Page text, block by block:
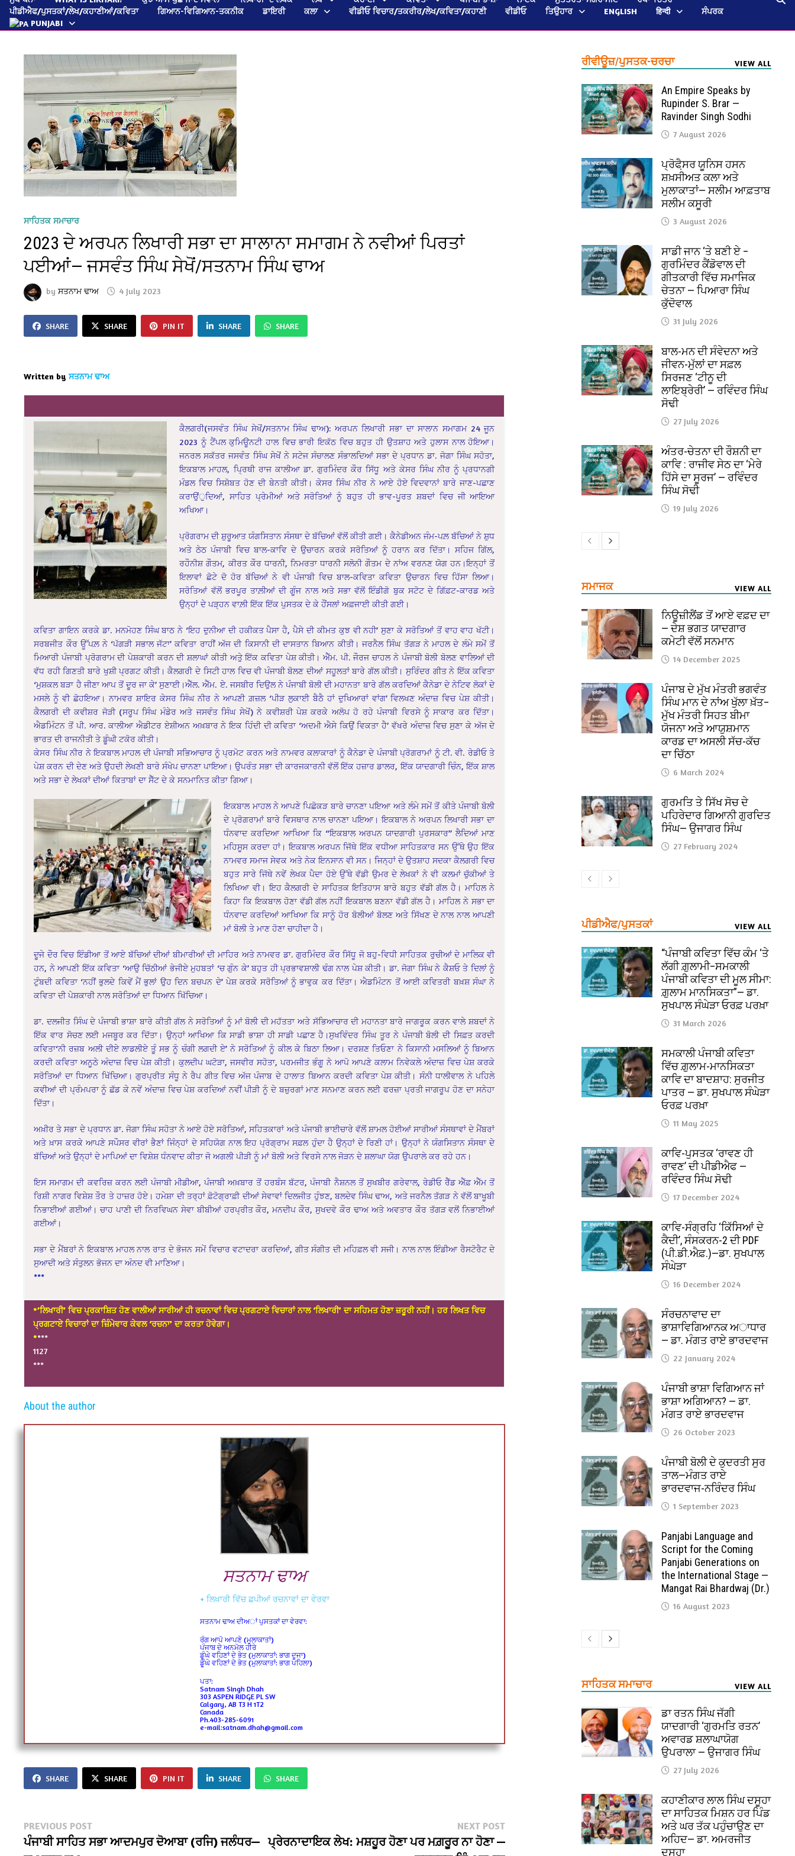
ਪੀਡੀਐਫ/ਪੁਸਤਕਾਂ/ਲੇਖ/ਕਹਾਣੀਆਂ/ਕਵਿਤਾ
ਗਿਆਨ-ਵਿਗਿਆਨ-ਤਕਨੀਕ ਡਾਇਰੀ ਕਲਾ ਵੀਡੀਓ ਵਿਚਾਰ/ਤਕਰੀਰ/ਲੇਖ/ਕਵਿਤਾ/ਕਹਾਣੀ ਵੀਡੀਓ ਤਿਉਹਾਰ ENGLISH हिन्दी
ਸੰਪਰਕ
PUNJABI
ਸਾਹਿਤਕ ਸਮਾਚਾਰ
2023 ਦੇ ਅਰਪਨ ਲਿਖਾਰੀ ਸਭਾ ਦਾ ਸਾਲਾਨਾ ਸਮਾਗਮ ਨੇ ਨਵੀਆਂ ਪਿਰਤਾਂ
ਪਈਆਂ— ਜਸਵੰਤ ਸਿੰਘ ਸੇਖੋਂ/ਸਤਨਾਮ ਸਿੰਘ ਢਾਅ
byਸਤਨਾਮ ਢਾਅ 4 July 2023
SHARE SHARE PIN IT SHARE SHARE
Written by ਸਤਨਾਮ ਢਾਅ
ਕੈਲਗਰੀ(ਜਸਵੰਤ ਸਿੰਘ ਸੇਖੋਂ/ਸਤਨਾਮ ਸਿੰਘ ਢਾਅ): ਅਰਪਨ ਲਿਖਾਰੀ ਸਭਾ ਦਾ ਸਾਲਾਨ ਸਮਾਗਮ 24 ਜੂਨ
2023 ਨੂੰ ਟੈਂਪਲ ਕੁਮਿਊਨਟੀ ਹਾਲ ਵਿਚ ਭਾਰੀ ਇਕੱਠ ਵਿਚ ਬਹੁਤ ਹੀ ਉਤਸ਼ਾਹ ਅਤੇ ਹੁਲਾਸ ਨਾਲ ਹੋਇਆ।
ਜਨਰਲ ਸਕੱਤਰ ਜਸਵੰਤ ਸਿੰਘ ਸੇਖੋਂ ਨੇ ਸਟੇਜ ਸੰਚਾਲਣ ਸੰਭਾਲਦਿਆਂ ਸਭਾ ਦੇ ਪ੍ਰਧਾਨ ਡਾ. ਜੋਗਾ ਸਿੰਘ ਸਹੋਤਾ,
ਇਕਬਾਲ ਮਾਹਲ, ਪ੍ਰਿਥੀ ਰਾਜ ਕਾਲੀਆ ਡਾ. ਗੁਰਮਿੰਦਰ ਕੌਰ ਸਿੱਧੂ ਅਤੇ ਕੇਸਰ ਸਿੰਘ ਨੀਰ ਨੂੰ ਪ੍ਰਧਾਨਗੀ
ਮੰਡਲ ਵਿਚ ਸਿਸ਼ੋਬਤ ਹੋਣ ਦੀ ਬੇਨਤੀ ਕੀਤੀ। ਕੇਸਰ ਸਿੰਘ ਨੀਰ ਨੇ ਆਏ ਹੋਏ ਵਿਦਵਾਨਾਂ ਬਾਰੇ ਜਾਣ-ਪਛਾਣ
ਕਰਾਉਂੁਦਿਆਂ, ਸਾਹਿਤ ਪ੍ਰੇਮੀਆਂ ਅਤੇ ਸਰੋਤਿਆਂ ਨੂੰ ਬਹੁਤ ਹੀ ਭਾਵ-ਪੂਰਤ ਸ਼ਬਦਾਂ ਵਿਚ ਜੀ ਆਇਆ
ਅਖਿਆ।
ਪ੍ਰੋਗਰਾਮ ਦੀ ਸ਼ੁਰੂਆਤ ਯੰਗਸਿਤਾਨ ਸੰਸਥਾ ਦੇ ਬੱਚਿਆਂ ਵੱਲੋਂ ਕੀਤੀ ਗਈ। ਕੈਨੇਡੀਅਨ ਜੰਮ-ਪਲ਼ ਬੱਚਿਆਂ ਨੇ ਸ਼ੁਧ
ਅਤੇ ਠੇਠ ਪੰਜਾਬੀ ਵਿਚ ਬਾਲ-ਕਾਵਿ ਦੇ ਉਚਾਰਨ ਕਰਕੇ ਸਰੋਤਿਆਂ ਨੂੰ ਹਰਾਨ ਕਰ ਦਿੱਤਾ। ਸਹਿਜ ਗਿੱਲ,
ਰਹੌਨੀਸ਼ ਗੌਤਮ, ਕੀਰਤ ਕੌਰ ਧਾਰਨੀ, ਨਿਮਰਤਾ ਧਾਰਨੀ ਸਲੋਨੀ ਗੌਤਮ ਦੇ ਨਾਂਅ ਵਰਨਣ ਯੋਗ ਹਨ।ਇਨ੍ਹਾਂ ਤੋਂ
ਇਲਾਵਾਂ ਛੋਟੇ ਦੋ ਹੋਰ ਬੱਚਿਆਂ ਨੇ ਵੀ ਪੰਜਾਬੀ ਵਿਚ ਬਾਲ-ਕਵਿਤਾ ਕਵਿਤਾ ਉਚਾਰਨ ਵਿਚ ਹਿੱਸਾ ਲਿਆ।
ਸਰੋਤਿਆਂ ਵੱਲੋਂ ਭਰਪੂਰ ਤਾਲ਼ੀਆਂ ਦੀ ਗੂੰਜ ਨਾਲ ਅਤੇ ਸਭਾ ਵੱਲੋਂ ਇੰਡੀਗੋ ਬੁਕ ਸਟੋਟ ਦੇ ਗਿੱਫ਼ਟ-ਕਾਰਡ ਅਤੇ
ਉਨ੍ਹਾਂ ਦੇ ਪੜ੍ਹਨ ਵਾਲ਼ੀ ਇੱਕ ਇੱਕ ਪੁਸਤਕ ਦੇ ਕੇ ਹੌਂਸਲਾਂ ਅਫ਼ਜਾਈ ਕੀਤੀ ਗਈ।
ਕਵਿਤਾ ਗਾਇਨ ਕਰਕੇ ਡਾ. ਮਨਮੋਹਣ ਸਿੰਘ ਬਾਠ ਨੇ ‘ਇਹ ਦੁਨੀਆ ਦੀ ਹਕੀਕਤ ਪੈਸਾ ਹੈ, ਪੈਸੇ ਦੀ ਕੀਮਤ ਕੁਝ ਵੀ ਨਹੀ’ ਸੁਣਾ ਕੇ ਸਰੋਤਿਆਂ ਤੋਂ ਵਾਹ ਵਾਹ ਖੱਟੀ।
ਸਰਬਜੀਤ ਕੌਰ ਊੱਪਲ਼ ਨੇ ‘ਪੱਗੜੀ ਸਭਾਲ ਜੱਟਾ’ ਕਵਿਤਾ ਰਾਹੀਂ ਅੱਜ ਦੀ ਕਿਸਾਨੀ ਦੀ ਦਾਸਤਾਨ ਬਿਆਨ ਕੀਤੀ। ਜਰਨੈਲ ਸਿੰਘ ਤੱਗੜ ਨੇ ਮਾਹਲ ਦੇ ਲੰਮੇ ਸਮੇਂ ਤੋਂ
ਮਿਆਰੀ ਪੰਜਾਬੀ ਪ੍ਰੋਗਰਾਮ ਦੀ ਪੇਸ਼ਕਾਰੀ ਕਰਨ ਦੀ ਸ਼ਲਾਘਾਂ ਕੀਤੀ ਅਤੇੁ ਇੱਕ ਕਵਿਤਾ ਪੇਸ਼ ਕੀਤੀ। ਐੱਮ. ਪੀ. ਜੌਰਜ ਚਾਹਲ ਨੇ ਪੰਜਾਬੀ ਬੋਲੀ ਬੋਲਣ ਵਾਲਿਆਂ ਦੀ
ਵੱਧ ਰਹੀ ਗਿਣਤੀ ਬਾਰੇ ਖੁਸ਼ੀ ਪ੍ਰਗਟ ਕੀਤੀ। ਕੈਲਗਰੀ ਦੇ ਸਿਟੀ ਹਾਲ ਵਿਚ ਵੀ ਪੰਜਾਬੀ ਬੋਲਣ ਦੀਆਂ ਸਹੂਲਤਾਂ ਬਾਰੇ ਗੱਲ ਕੀਤੀ। ਸੁਰਿੰਦਰ ਗੀਤ ਨੇ ਇੱਕ ਕਵਿਤਾ
‘ਮੁਸ਼ਕਲ ਬੜਾ ਹੈ ਜੀਣਾ ਆਪ ਤੋਂ ਦੂਰ ਜਾ ਕੇ’ ਸੁਣਾਈ।ਐੱਲ. ਐੱਮ. ਏ. ਜਸਬੀਰ ਦਿਉਲ ਨੇ ਪੰਜਾਬੀ ਬੋਲੀ ਦੀ ਮਹਾਨਤਾ ਬਾਰੇ ਗੱਲ ਕਰਦਿਆਂ ਕੈਨੇਡਾ ਦੇ ਨੇਟਿਵ ਲੋਕਾਂ ਦੇ
ਮਸਲੇ ਨੂੰ ਵੀ ਛੋਹਇਆ। ਨਾਮਵਰ ਸ਼ਾਇਰ ਕੇਸਰ ਸਿੰਘ ਨੀਰ ਨੇ ਆਪਣੀ ਗ਼ਜ਼ਲ ‘ਪੀੜ ਲੁਕਾਈ ਬੈਠੈ ਹਾਂ ਦੁਖਿਆਰਾਂ ਵਾਂਗ’ ਵਿਲਖਣ ਅੰਦਾਜ਼ ਵਿਚ ਪੇਸ਼ ਕੀਤੀ।
ਕੈਲਗਰੀ ਦੀ ਕਵੀਸ਼ਰ ਜੋੜੀ (ਸਰੂਪ ਸਿੰਘ ਮੰਡੇਰ ਅਤੇ ਜਸਵੰਤ ਸਿੰਘ ਸੇਖੋਂ) ਨੇ ਕਵੀਸ਼ਰੀ ਪੇਸ਼ ਕਰਕੇ ਅਲੋਪ ਹੋ ਰਹੇ ਪੰਜਾਬੀ ਵਿਰਸੇ ਨੂੰ ਸਾਕਾਰ ਕਰ ਦਿੱਤਾ।
ਐਡਮਿੰਟਨ ਤੋਂ ਪੀ. ਆਰ. ਕਾਲੀਆ ਐਡੀਟਰ ਏਸ਼ੀਅਨ ਅਖ਼ਬਾਰ ਨੇ ਇਕ ਹਿੰਦੀ ਦੀ ਕਵਿਤਾ ‘ਅਦਮੀ ਐਸੇ ਕਿਉਂ ਵਿਕਤਾ ਹੈ’ ਵੱਖਰੇ ਅੰਦਾਜ਼ ਵਿਚ ਸੁਣਾ ਕੇ ਅੱਜ ਦੇ
ਭਾਰਤ ਦੀ ਰਾਜਨੀਤੀ ਤੇ ਡੂੰਘੀ ਟਕੋਰ ਕੀਤੀ।
ਕੇਸਰ ਸਿੰਘ ਨੀਰ ਨੇ ਇਕਬਾਲ ਮਾਹਲ ਦੀ ਪੰਜਾਬੀ ਸਭਿਆਚਾਰ ਨੂੰ ਪ੍ਰਮੋਟ ਕਰਨ ਅਤੇ ਨਾਮਵਰ ਕਲਾਕਾਰਾਂ ਨੂੰ ਕੈਨੇਡਾ ਦੇ ਪੰਜਾਬੀ ਪ੍ਰੋਗਰਾਮਾਂ ਨੂੰ ਟੀ. ਵੀ. ਰੇਡੀਓ ਤੇ
ਪੇਸ਼ ਕਰਨ ਦੀ ਦੇਣ ਅਤੇ ਉਹਦੀ ਲੇਖਣੀ ਬਾਰੇ ਸੰਖੇਪ ਚਾਨਣਾ ਪਾਇਆ। ਉਪਰੰਤ ਸਭਾ ਦੀ ਕਾਰਜਕਾਰਨੀ ਵੱਲੋਂ ਇੱਕ ਹਜ਼ਾਰ ਡਾਲਰ, ਇੱਕ ਯਾਦਗਾਰੀ ਚਿੰਨ, ਇੱਕ ਸ਼ਾਲ
ਅਤੇ ਸਭਾ ਦੇ ਲੇਖਕਾਂ ਦੀਆਂ ਕਿਤਾਬਾਂ ਦਾ ਸੈੱਟ ਦੇ ਕੇ ਸਨਮਾਨਿਤ ਕੀਤਾ ਗਿਆ।
ਇਕਬਾਲ ਮਾਹਲ ਨੇ ਆਪਣੇ ਪਿਛੋਕੜ ਬਾਰੇ ਚਾਨਣਾ ਪਇਆ ਅਤੇ ਲੰਮੇ ਸਮੇਂ ਤੋਂ ਕੀਤੇ ਪੰਜਾਬੀ ਬੋਲੀ
ਦੇ ਪ੍ਰੋਗਰਾਮਾਂ ਬਾਰੇ ਵਿਸਥਾਰ ਨਾਲ ਚਾਨਣਾ ਪਇਆ। ਇਕਬਾਲ ਨੇ ਅਰਪਨ ਲਿਖਾਰੀ ਸਭਾ ਦਾ
ਧੰਨਵਾਦ ਕਰਦਿਆ ਆਖਿਆ ਕਿ “ਇਕਬਾਲ ਅਰਪਨ ਯਾਦਗਾਰੀ ਪੁਰਸਕਾਰ” ਲੈਦਿਆਂ ਮਾਣ
ਮਹਿਸੂਸ ਕਰਦਾ ਹਾਂ। ਇਕਬਾਲ ਅਰਪਨ ਜਿੱਥੇ ਇੱਕ ਵਧੀਆ ਸਾਹਿਤਕਾਰ ਸਨ ਉੱਥੇ ਉਹ ਇੱਕ
ਨਾਮਵਰ ਸਮਾਜ ਸੇਵਕ ਅਤੇ ਨੇਕ ਇਨਸਾਨ ਵੀ ਸਨ। ਜਿਨ੍ਹਾਂ ਦੇ ਉਤਸ਼ਾਹ ਸਦਕਾ ਕੈਲਗਰੀ ਵਿਚ
ਬਹੁਤ ਸਾਰੇ ਜਿੱਥੇ ਨਵੇਂ ਲੇਖਕ ਪੈਦਾ ਹੋਏ ਉੱਥੇ ਵੱਡੀ ਉਮਰ ਦੇ ਲੇਖਕਾਂ ਨੇ ਵੀ ਕਲਮਾਂ ਚੁੱਕੀਆਂ ਤੇ
ਲਿਖਿਆ ਵੀ। ਇਹ ਕੈਲਗਰੀ ਦੇ ਸਾਹਿਤਕ ਇਤਿਹਾਸ ਬਾਰੇ ਬਹੁਤ ਵੱਡੀ ਗੱਲ ਹੈ। ਮਾਹਿਲ ਨੇ
ਕਿਹਾ ਕਿ ਇਕਬਾਲ ਹੋਣਾ ਵੱਡੀ ਗੱਲ ਨਹੀਂ ਇਕਬਾਲ ਬਣਨਾ ਵੱਡੀ ਗੱਲ ਹੈ। ਮਾਹਿਲ ਨੇ ਸਭਾ ਦਾ
ਧੰਨਵਾਦ ਕਰਦਿਆਂ ਆਖਿਆ ਕਿ ਸਾਨੂੰ ਹੋਰ ਬੋਲੀਆਂ ਬੋਲਣ ਅਤੇ ਸਿੱਖਣ ਦੇ ਨਾਲ ਨਾਲ ਆਪਣੀ
ਮਾਂ ਬੋਲੀ ਤੇ ਮਾਣ ਹੋਣਾ ਚਾਹੀਦਾ ਹੈ।
ਦੂਜੇ ਦੌਰ ਵਿਚ ਇੰਡੀਆ ਤੋਂ ਆਏ ਬੱਚਿਆਂ ਦੀਆਂ ਬੀਮਾਰੀਆਂ ਦੀ ਮਾਹਿਰ ਅਤੇ ਨਾਮਵਰ ਡਾ. ਗੁਰਮਿੰਦਰ ਕੌਰ ਸਿੱਧੂ ਜੋ ਬਹੁ-ਵਿਧੀ ਸਾਹਿਤਕ ਰੁਚੀਆਂ ਦੇ ਮਾਲਿਕ ਵੀ
ਹਨ, ਨੇ ਆਪਣੀ ਇੱਕ ਕਵਿਤਾ ‘ਆਉ ਚਿੱਠੀਆਂ ਭੇਜੀਏ ਮੁਹਬਤਾਂ ‘ਚ ਗੁੰਨ ਕੇ’ ਬਹੁਤ ਹੀ ਪ੍ਰਭਾਵਸ਼ਾਲੀ ਢੰਗ ਨਾਲ ਪੇਸ਼ ਕੀਤੀ। ਡਾ. ਜੋਗਾ ਸਿੰਘ ਨੇ ਕੈਸ਼ਓ ਤੇ ਦਿਲਾਂ ਨੂੰ
ਟੁੰਬਦੀ ਕਵਿਤਾ ‘ਨਹੀਂ ਭੁਲਦੇ ਕਿਵੇਂ ਮੈਂ ਭੁਲਾਂ ਉਹ ਦਿਨ ਬਚਪਨ ਦੇ’ ਪੇਸ਼ ਕਰਕੇ ਸਰੋਤਿਆਂ ਨੂੰ ਭਾਵੁਕ ਕਰ ਦਿੱਤਾ। ਐਡਮਿੰਟਨ ਤੋਂ ਆਈ ਕਵਿਤਰੀ ਬਖ਼ਸ਼ ਸੰਘਾ ਨੇ
ਕਵਿਤਾ ਦੀ ਪੇਸ਼ਕਾਰੀ ਨਾਲ ਸਰੋਤਿਆਂ ਦਾ ਧਿਆਨ ਖਿੱਚਿਆ।
ਡਾ. ਦਲਜੀਤ ਸਿੰਘ ਦੇ ਪੰਜਾਬੀ ਭਾਸ਼ਾ ਬਾਰੇ ਕੀਤੀ ਗੱਲ ਨੇ ਸਰੋਤਿਆਂ ਨੂੰ ਮਾਂ ਬੋਲੀ ਦੀ ਮਹੱਤਤਾ ਅਤੇ ਸੱਭਿਆਚਾਰ ਦੀ ਮਹਾਨਤਾ ਬਾਰੇ ਜਾਗਰੂਕ ਕਰਨ ਵਾਲੇ ਸ਼ਬਦਾਂ ਨੇ
ਇੱਕ ਵਾਰ ਸੋਚਣ ਲਈ ਮਜਬੂਰ ਕਰ ਦਿੱਤਾ। ਉਨ੍ਹਾਂ ਆਖਿਆ ਕਿ ਸਾਡੀ ਭਾਸ਼ਾ ਹੀ ਸਾਡੀ ਪਛਾਣ ਹੈ।ਸੁਖਵਿੰਦਰ ਸਿੰਘ ਤੂਰ ਨੇ ਪੰਜਾਬੀ ਬੋਲੀ ਦੀ ਸਿਫ਼ਤ ਕਰਦੀ
ਕਵਿਤਾ‘ਨੀ ਰਜ਼ਬ ਅਲੀ ਦੀਏ ਲਾਡਲੀਏ ਤੂੰ ਸਭ ਨੂੰ ਚੰਗੀ ਲਗਦੀ ਏ’ ਨੇ ਸਰੋਤਿਆਂ ਨੂੰ ਕੀਲ ਕੇ ਬਿਠਾ ਲਿਆ। ਦਰਸ਼ਣ ਤਿਓਣਾ ਨੇ ਕਿਸਾਨੀ ਮਸਲਿਆਂ ਨੂੰ ਬਿਆਨ
ਕਰਦੀ ਕਵਿਤਾ ਅਨੂਠੇ ਅੰਦਾਜ਼ ਵਿਚ ਪੇਸ਼ ਕੀਤੀ। ਕੁਲਦੀਪ ਘਟੋੜਾ, ਜਸਵੀਰ ਸਹੋਤਾ, ਪਰਮਜੀਤ ਭੰਗੂ ਨੇ ਆਪੋ ਆਪਣੇ ਕਲਾਮ ਨਿਵੇਕਲੇ ਅੰਦਾਜ਼ ਵਿਚ ਪੇਸ਼ ਕਰਕੇ
ਸਰੋਤਿਆਂ ਦਾ ਧਿਆਨ ਖਿੱਚਿਆ। ਗੁਰਪ੍ਰੀਤ ਸੰਧੂ ਨੇ ਰੈਪ ਗੀਤ ਵਿਚ ਅੱਜ ਪੰਜਾਬ ਦੇ ਹਾਲਾਤ ਬਿਆਨ ਕਰਦੀ ਕਵਿਤਾ ਪੇਸ਼ ਕੀਤੀ। ਸੰਨੀ ਧਾਲੀਵਾਲ ਨੇ ਪਹਿਲੇ
ਕਵੀਆਂ ਦੀ ਪ੍ਰੰਮਪਰਾ ਨੂੰ ਛੱਡ ਕੇ ਨਵੇਂ ਅੰਦਾਜ਼ ਵਿਚ ਪੇਸ਼ ਕਰਦਿਆਂ ਨਵੀਂ ਪੀੜੀ ਨੂੰ ਦੇ ਬਜ਼ੁਰਗਾਂ ਮਾਣ ਸਨਮਾਣ ਕਰਨ ਲਈ ਫਰਜ਼ਾ ਪ੍ਰਤੀ ਜਾਗਰੂਪ ਹੋਣ ਦਾ ਸਨੇਹਾ
ਦਿੱਤਾ।
ਅਖ਼ੀਰ ਤੇ ਸਭਾ ਦੇ ਪ੍ਰਧਾਨ ਡਾ. ਜੋਗਾ ਸਿੰਘ ਸਹੋਤਾ ਨੇ ਆਏ ਹੋਏ ਸਰੋਤਿਆਂ, ਸਹਿਤਕਾਰਾਂ ਅਤੇ ਪੰਜਾਬੀ ਭਾਈਚਾਰੇ ਵੱਲੋਂ ਸ਼ਾਮਲ ਹੋਈਆਂ ਸਾਰੀਆਂ ਸੰਸਥਾਵਾਂ ਦੇ ਮੈਂਬਰਾਂ
ਅਤੇ ਖ਼ਾਸ ਕਰਕੇ ਆਪਣੇ ਸਪੌਸਰ ਵੀਰਾਂ ਭੈਣਾਂ ਜਿੰਨ੍ਹਾਂ ਦੇ ਸਹਿਯੋਗ ਨਾਲ ਇਹ ਪ੍ਰੋਗ੍ਰਾਮ ਸਫ਼ਲ ਹੁੰਦਾ ਹੈ ਉਨ੍ਹਾਂ ਦੇ ਰਿਣੀ ਹਾਂ। ਉਨ੍ਹਾਂ ਨੇ ਯੰਗਸਿਤਾਨ ਸੰਸਥਾ ਦੇ
ਬੱਚਿਆਂ ਅਤੇ ਉਨ੍ਹਾਂ ਦੇ ਮਾਪਿਆਂ ਦਾ ਵਿਸ਼ੇਸ਼ ਧੰਨਵਾਦ ਕੀਤਾ ਜੋ ਅਗਲੀ ਪੀੜੀ ਨੂੰ ਮਾਂ ਬੋਲੀ ਅਤੇ ਵਿਰਸੇ ਨਾਲ ਜੋੜਨ ਦੇ ਸ਼ਲਾਘਾ ਯੋਗ ਉਪਰਾਲੇ ਕਰ ਰਹੇ ਹਨ।
ਇਸ ਸਮਾਗਮ ਦੀ ਕਵਰਿਜ਼ ਕਰਨ ਲਈ ਪੰਜਾਬੀ ਮੀਡੀਆ, ਪੰਜਾਬੀ ਅਖ਼ਬਾਰ ਤੋਂ ਹਰਬੰਸ ਬੱਟਰ, ਪੰਜਾਬੀ ਨੈਸ਼ਨਲ ਤੋਂ ਸੁਖਬੀਰ ਗਰੇਵਾਲ, ਰੇਡੀਓ ਰੈੱਡ ਐੱਫ਼ ਐੱਮ ਤੋਂ
ਰਿਸ਼ੀ ਨਾਗਰ ਵਿਸ਼ੇਸ਼ ਤੌਰ ਤੇ ਹਾਜ਼ਰ ਹੋਏ। ਹਮੇਸ਼ਾ ਦੀ ਤਰ੍ਹਾਂ ਫ਼ੋਟੋਗ੍ਰਾਫ਼ੀ ਦੀਆਂ ਸੇਵਾਵਾਂ ਦਿਲਜੀਤ ਹੁੰਝਣ, ਬਲਦੇਵ ਸਿੰਘ ਢਾਅ, ਅਤੇ ਜਰਨੈਲ ਤੱਗੜ ਨੇ ਵੱਲੋਂ ਬਾਖੂਬੀ
ਨਿਭਾਈਆਂ ਗਈਆਂ। ਚਾਹ ਪਾਣੀ ਦੀ ਨਿਰਵਿਘਨ ਸੇਵਾ ਬੀਬੀਆਂ ਹਰਪ੍ਰੀਤ ਕੌਰ, ਮਨਦੀਪ ਕੌਰ, ਸੁਖਦਵੇ ਕੌਰ ਢਾਅ ਅਤੇ ਅਵਤਾਰ ਕੌਰ ਤੱਗੜ ਵਲੋਂ ਨਿਭਾਈਆਂ
ਗਈਆਂ।
ਸਭਾ ਦੇ ਮੈਂਬਰਾਂ ਨੇ ਇਕਬਾਲ ਮਾਹਲ ਨਾਲ ਰਾਤ ਦੇ ਭੋਜਨ ਸਮੇਂ ਵਿਚਾਰ ਵਟਾਦਰਾ ਕਰਦਿਆਂ, ਗੀਤ ਸੰਗੀਤ ਦੀ ਮਹਿਫ਼ਲ ਵੀ ਸਜੀ। ਨਾਲ ਨਾਲ ਇੰਡੀਆ ਰੈਸਟੋਰੈਟ ਦੇ
ਸੁਆਦੀ ਅਤੇ ਸੰਤੁਲਨ ਭੋਜਨ ਦਾ ਅੰਨਦ ਵੀ ਮਾਣਿਆ।
***
*’ਲਿਖਾਰੀ’ ਵਿਚ ਪ੍ਰਕਾਸ਼ਿਤ ਹੋਣ ਵਾਲੀਆਂ ਸਾਰੀਆਂ ਹੀ ਰਚਨਾਵਾਂ ਵਿਚ ਪ੍ਰਗਟਾਏ ਵਿਚਾਰਾਂ ਨਾਲ ‘ਲਿਖਾਰੀ’ ਦਾ ਸਹਿਮਤ ਹੋਣਾ ਜ਼ਰੂਰੀ ਨਹੀਂ। ਹਰ ਲਿਖਤ ਵਿਚ
ਪ੍ਰਗਟਾਏ ਵਿਚਾਰਾਂ ਦਾ ਜ਼ਿੰਮੇਵਾਰ ਕੇਵਲ ‘ਰਚਨਾ’ ਦਾ ਕਰਤਾ ਹੋਵੇਗਾ।
****
1127
***
About the author
ਸਤਨਾਮ ਢਾਅ
+ ਲਿਖਾਰੀ ਵਿੱਚ ਛਪੀਆਂ ਰਚਨਾਵਾਂ ਦਾ ਵੇਰਵਾ
ਸਤਨਾਮ ਢਾਅ ਦੀਅਾਂ ਪੁਸਤਕਾਂ ਦਾ ਵੇਰਵਾ:
ਰੰਗ ਆਪੋ ਆਪਣੇ (ਮੁਲਾਕਾਤਾਂ)
ਪੰਜਾਬ ਦੇ ਅਨਮੋਲ ਹੀਰੇ
ਡੂੰਘੇ ਵਹਿਣਾਂ ਦੇ ਭੇਤ (ਮੁਲਾਕਾਤਾਂ: ਭਾਗ ਦੂਜਾ)
ਡੂੰਘੇ ਵਹਿਣਾਂ ਦੇ ਭੇਤ (ਮੁਲਾਕਾਤਾਂ: ਭਾਗ ਪਹਿਲਾ)
ਪਤਾ:
Satnam Singh Dhah
303 ASPEN RIDGE PL SW
Calgary, AB T3 H 1T2
Canada
Ph.403-285-6091
e-mail:satnam.dhah@gmail.com
SHARE SHARE PIN IT SHARE SHARE
Post
navigation
PREVIOUS POSTPrevious
post:
ਪੰਜਾਬੀ ਸਾਹਿਤ ਸਭਾ ਆਦਮਪੁਰ ਦੋਆਬਾ (ਰਜਿ) ਜਲੰਧਰ—
NEXT POSTNext
ਪ੍ਰੇਰਨਾਦਾਇਕ ਲੇਖ: ਮਸ਼ਹੂਰ ਹੋਣਾ ਪਰ ਮਗ਼ਰੂਰ ਨਾ ਹੋਣਾ —
ਰੀਵੀਊਜ਼/ਪੁਸਤਕ-ਚਰਚਾ VIEW ALL
An Empire Speaks by
Rupinder S. Brar —
Ravinder Singh Sodhi
7 August 2026
ਪ੍ਰੋਫੈ਼ਸਰ ਯੂਨਿਸ ਹਸਨ
ਸ਼ਖ਼ਸੀਅਤ ਕਲਾ ਅਤੇ
ਮੁਲਾਕਾਤਾਂ— ਸਲੀਮ ਆਫ਼ਤਾਬ
ਸਲੀਮ ਕਸੂਰੀ
3 August 2026
ਸਾਡੀ ਜਾਨ ‘ਤੇ ਬਣੀ ਏ –
ਗੁਰਮਿੰਦਰ ਕੈਂਡੋਵਾਲ ਦੀ
ਗੀਤਕਾਰੀ ਵਿੱਚ ਸਮਾਜਿਕ
ਚੇਤਨਾ — ਪਿਆਰਾ ਸਿੰਘ
ਕੁੱਦੋਵਾਲ
31 July 2026
ਬਾਲ-ਮਨ ਦੀ ਸੰਵੇਦਨਾ ਅਤੇ
ਜੀਵਨ-ਮੁੱਲਾਂ ਦਾ ਸਫ਼ਲ
ਸਿਰਜਣ ‘ਟੀਨੂ ਦੀ
ਲਾਇਬ੍ਰੇਰੀ’ — ਰਵਿੰਦਰ ਸਿੰਘ
ਸੋਢੀ
27 July 2026
ਅੰਤਰ-ਚੇਤਨਾ ਦੀ ਰੌਸ਼ਨੀ ਦਾ
ਕਾਵਿ : ਰਾਜੀਵ ਸੇਠ ਦਾ ‘ਮੇਰੇ
ਹਿੱਸੇ ਦਾ ਸੂਰਜ’ — ਰਵਿੰਦਰ
ਸਿੰਘ ਸੋਢੀ
19 July 2026
ਸਮਾਜਕ VIEW ALL
ਨਿਊਜ਼ੀਲੈਂਡ ਤੋਂ ਆਏ ਵਫ਼ਦ ਦਾ
— ਦੇਸ਼ ਭਗਤ ਯਾਦਗਾਰ
ਕਮੇਟੀ ਵੱਲੋਂ ਸਨਮਾਨ
14 December 2025
ਪੰਜਾਬ ਦੇ ਮੁੱਖ ਮੰਤਰੀ ਭਗਵੰਤ
ਸਿੰਘ ਮਾਨ ਦੇ ਨਾਂਅ ਖੁੱਲਾ ਖ਼ੱਤ–
ਮੁੱਖ ਮੰਤਰੀ ਸਿਹਤ ਬੀਮਾ
ਯੋਜਨਾ ਅਤੇ ਆਯੁਸ਼ਮਾਨ
ਕਾਰਡ ਦਾ ਅਸਲੀ ਸੱਚ-ਕੱਚ
ਦਾ ਚਿੱਠਾ
6 March 2024
ਗੁਰਮਤਿ ਤੇ ਸਿੱਖ ਸੋਚ ਦੇ
ਪਹਿਰੇਦਾਰ ਗਿਆਨੀ ਗੁਰਦਿਤ
ਸਿੰਘ— ਉਜਾਗਰ ਸਿੰਘ
27 February 2024
ਪੀਡੀਐਫ/ਪੁਸਤਕਾਂ VIEW ALL
“ਪੰਜਾਬੀ ਕਵਿਤਾ ਵਿੱਚ ਕੰਮ ‘ਤੇ
ਲੱਗੀ ਗ਼ੁਲਾਮੀ–ਸਮਕਾਲੀ
ਪੰਜਾਬੀ ਕਵਿਤਾ ਦੀ ਮੂਲ ਸੀਮਾ:
ਗ਼ੁਲਾਮ ਮਾਨਸਿਕਤਾ”— ਡਾ.
ਸੁਖਪਾਲ ਸੰਘੇੜਾ ਓਰਫ਼ ਪਰਖ਼ਾ
31 March 2026
ਸਮਕਾਲੀ ਪੰਜਾਬੀ ਕਵਿਤਾ
ਵਿੱਚ ਗ਼ੁਲਾਮ-ਮਾਨਸਿਕਤਾ
ਕਾਵਿ ਦਾ ਬਾਦਸ਼ਾਹ: ਸੁਰਜੀਤ
ਪਾਤਰ — ਡਾ. ਸੁਖਪਾਲ ਸੰਘੇੜਾ
ਓਰਫ਼ ਪਰਖ਼ਾ
11 May 2025
ਕਾਵਿ-ਪੁਸਤਕ ‘ਰਾਵਣ ਹੀ
ਰਾਵਣ’ ਦੀ ਪੀਡੀਐਫ —
ਰਵਿੰਦਰ ਸਿੰਘ ਸੋਢੀ
17 December 2024
ਕਾਵਿ-ਸੰਗ੍ਰਹਿ ‘ਕਿੱਸਿਆਂ ਦੇ
ਕੈਦੀ’, ਸੰਸਕਰਨ-2 ਦੀ PDF
(ਪੀ.ਡੀ.ਐਫ਼.)—ਡਾ. ਸੁਖਪਾਲ
ਸੰਘੇੜਾ
16 December 2024
ਸੰਰਚਨਾਵਾਦ ਦਾ
ਭਾਸ਼ਾਵਿਗਿਆਨਕ ਅਾਧਾਰ
— ਡਾ. ਮੰਗਤ ਰਾਏ ਭਾਰਦਵਾਜ
22 January 2024
ਪੰਜਾਬੀ ਭਾਸ਼ਾ ਵਿਗਿਆਨ ਜਾਂ
ਭਾਸ਼ਾ ਅਗਿਆਨ? — ਡਾ.
ਮੰਗਤ ਰਾਏ ਭਾਰਦਵਾਜ
26 October 2023
ਪੰਜਾਬੀ ਬੋਲੀ ਦੇ ਕੁਦਰਤੀ ਸੁਰ
ਤਾਲ—ਮੰਗਤ ਰਾਏ
ਭਾਰਦਵਾਜ-ਨਰਿੰਦਰ ਸਿੰਘ
1 September 2023
Panjabi Language and
Script for the Coming
Panjabi Generations on
the International Stage —
Mangat Rai Bhardwaj (Dr.)
16 August 2023
ਸਾਹਿਤਕ ਸਮਾਚਾਰ VIEW ALL
ਡਾ ਰਤਨ ਸਿੰਘ ਜੱਗੀ
ਯਾਦਗਾਰੀ ‘ਗੁਰਮਤਿ ਰਤਨ’
ਅਵਾਰਡ ਸ਼ਲਾਘਾਯੋਗ
ਉਪਰਾਲਾ — ਉਜਾਗਰ ਸਿੰਘ
27 July 2026
ਕਹਾਣੀਕਾਰ ਲਾਲ ਸਿੰਘ ਦਸੂਹਾ
ਦਾ ਸਾਹਿਤਕ ਮਿਸ਼ਨ ਹਰ ਪਿੰਡ
ਅਤੇ ਘਰ ਤੱਕ ਪਹੁੰਚਾਉਣ ਦਾ
ਅਹਿਦ— ਡਾ. ਅਮਰਜੀਤ
ਦਸੂਹਾ